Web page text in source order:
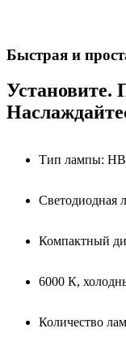
Быстрая и
Установите.
Тип лампы:
Светодиодная
Компактный
6000 К,
Количество